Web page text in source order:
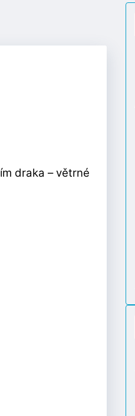
draka – větrné